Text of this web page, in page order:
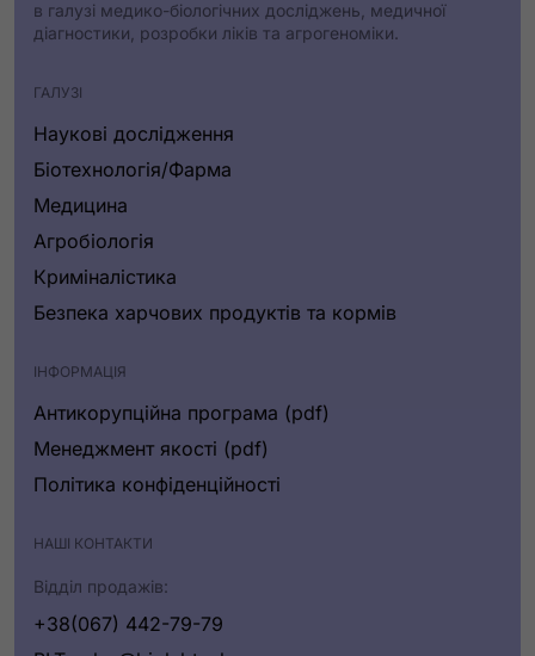
в галузі медико-біологічних досліджень, медичної
діагностики, розробки ліків та агрогеноміки.
ГАЛУЗІ
Наукові дослідження
Біотехнологія/Фарма
Медицина
Агробіологія
Криміналістика
Безпека харчових продуктів та кормів
ІНФОРМАЦІЯ
Антикорупційна програма (pdf)
Менеджмент якості (pdf)
Політика конфіденційності
НАШІ КОНТАКТИ
Відділ продажів:
+38(067) 442-79-79